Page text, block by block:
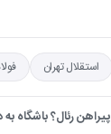
استقلال تهران
رئال؟ باشگاه به